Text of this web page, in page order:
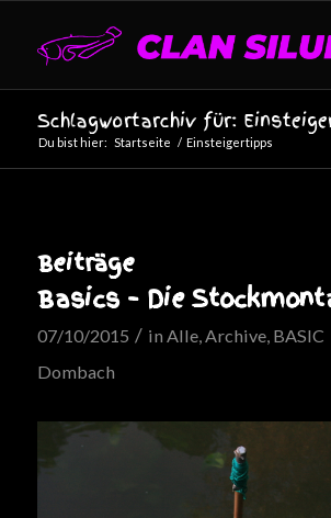
Schlagwortarchiv für:
Du bist hier: Startseite / Einsteigertipps
Beiträge
Basics – Die
07/10/2015 / in Alle,Archive, BASIC
Dombach